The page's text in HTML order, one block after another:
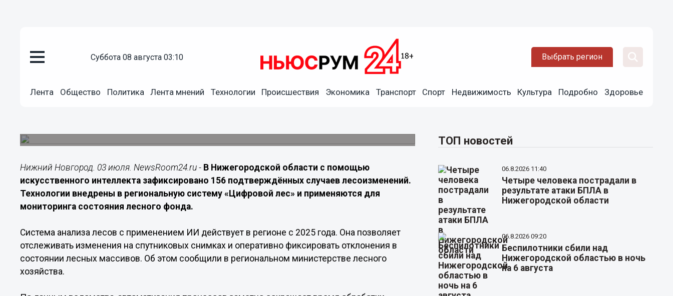
суббота 08 августа 03:10 Выбрать регион
Лента Общество Политика Лента мнений Технологии Происшествия Экономика Транспорт Спорт Недвижимость Культура Подробно Здоровье
ИИ помог выявить 156 лесоизменений в Нижегородской
Нижний Новгород. 03 июля. NewsRoom24.ru - В Нижегородской области с помощью
искусственного интеллекта зафиксировано 156 подтверждённых случаев лесоизменений.
Технологии внедрены в региональную систему «Цифровой лес» и применяются для
мониторинга состояния лесного фонда.
Система анализа лесов с применением ИИ действует в регионе с 2025 года. Она позволяет
отслеживать изменения на спутниковых снимках и оперативно фиксировать отклонения в
состоянии лесных массивов. Об этом сообщили в региональном министерстве лесного
хозяйства.
ТОП новостей
06.8.2026 11:40
Четыре человека пострадали в
результате атаки БПЛА в
Нижегородской области
06.8.2026 09:20
Беспилотники сбили над
Нижегородской областью в ночь
на 6 августа